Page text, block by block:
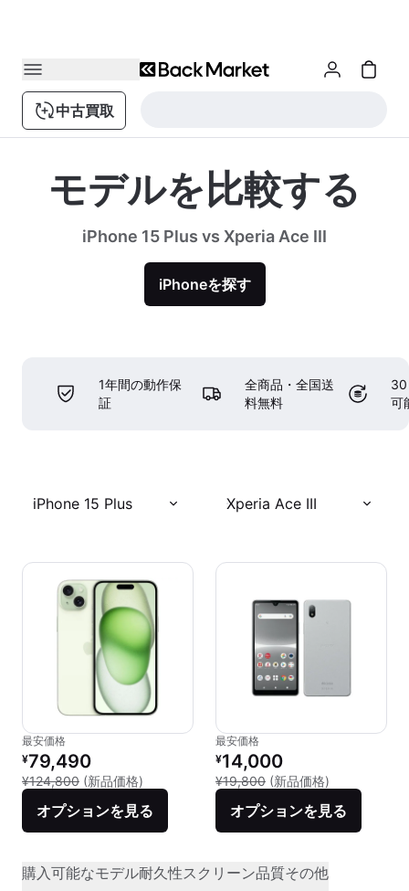
中古買取
モデルを比較する
iPhone 15 Plus vs Xperia Ace III
iPhoneを探す
1年間の動作保
証
全商品・全国送
料無料
30
可
iPhone 15 Plus Xperia Ace III
最安価格
リファービッシュ品の価格：
¥79,490
¥124,800 (新品価格) 新品との比較：¥124,800
オプションを見る
最安価格
リファービッシュ品の価格：
¥14,000
¥19,800 (新品価格)
オプションを見る
購入可能なモデル耐久性スクリーン品質その他